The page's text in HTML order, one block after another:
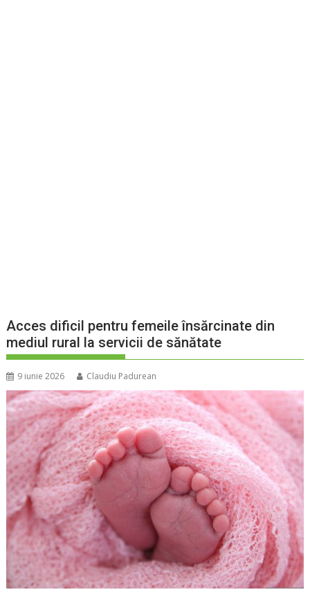
Acces dificil pentru femeile însărcinate din
mediul rural la servicii de sănătate
9 iunie 2026 Claudiu Padurean